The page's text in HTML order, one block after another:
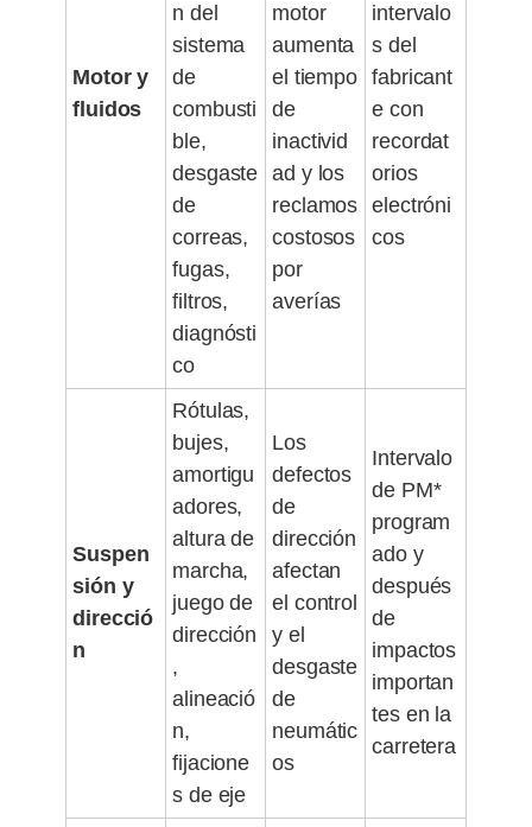
Motor y
fluidos
n del
sistema
de
combusti
ble,
desgaste
de
correas,
fugas,
filtros,
diagnósti
co
motor
aumenta
el tiempo
de
inactivid
ad y los
reclamos
costosos
por
averías
intervalo
s del
fabricant
e con
recordat
orios
electróni
cos
Suspen
sión y
direcció
n
Rótulas,
bujes,
amortigu
adores,
altura de
marcha,
juego de
dirección
,
alineació
n,
fijacione
s de eje
Los
defectos
de
dirección
afectan
el control
y el
desgaste
de
neumátic
os
Intervalo
de PM*
program
ado y
después
de
impactos
importan
tes en la
carretera